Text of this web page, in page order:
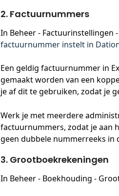
2. Factuurnummers
In Beheer - Factuurinstellingen
factuurnummer instelt in
Een geldig factuurnummer in
gemaakt worden van een
je af dit te gebruiken, zodat je
Werk je met meerdere
factuurnummers, zodat je aan
geen dubbele nummerreeks in
3. Grootboekrekeningen
In Beheer - Boekhouding -